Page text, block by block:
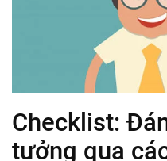
Checklist:
tưởng qua